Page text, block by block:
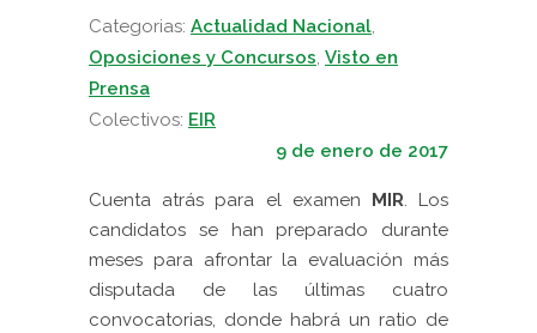
Categorias: Actualidad Nacional,
Oposiciones y Concursos, Visto en
Prensa
Colectivos: EIR
9 de enero de 2017
Cuenta atrás para el examen MIR. Los
candidatos se han preparado durante
meses para afrontar la evaluación más
disputada de las últimas cuatro
convocatorias, donde habrá un ratio de